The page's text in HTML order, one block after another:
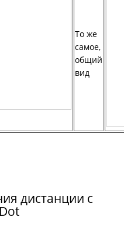
То же
самое,
общий
вид
дистанции с